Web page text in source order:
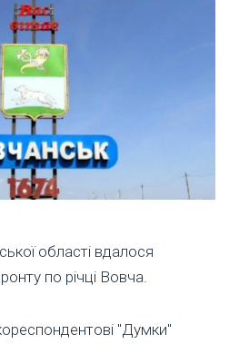
області вдалося
по річці Вовча.
"Думки"